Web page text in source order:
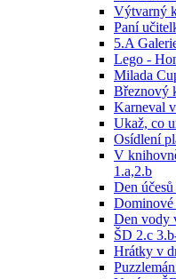
Výtvarný
Paní
5.A
Lego -
Milada
Březnový
Karneval
Ukaž, co
Osídlení
V
1.a,2.b
Den
Den vody
ŠD 2.c
Hrátky v